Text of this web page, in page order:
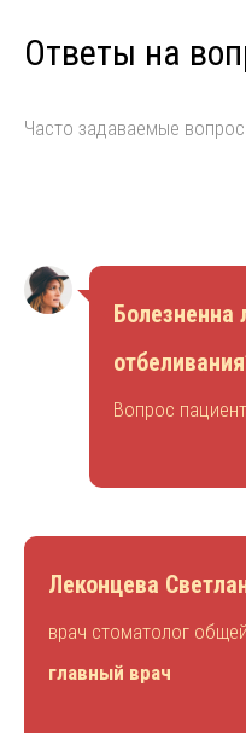
Ответы на
Часто задаваемые
Болезненна
Вопрос
Леконцева
врач стоматолог
главный врач